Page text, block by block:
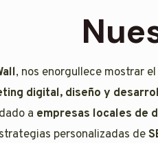
, nos enorgullece mostrar
digital, diseño y
a empresas locales de
personalizadas de